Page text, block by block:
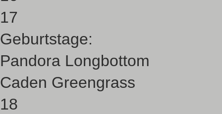
17
Geburtstage:
Pandora Longbottom
Caden Greengrass
18